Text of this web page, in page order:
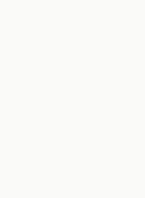
Weitere